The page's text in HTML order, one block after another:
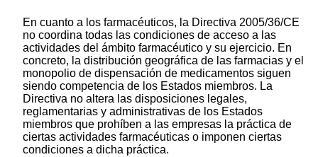
En cuanto a los farmacéuticos, la Directiva 2005/36/CE
no coordina todas las condiciones de acceso a las
actividades del ámbito farmacéutico y su ejercicio. En
concreto, la distribución geográfica de las farmacias y el
monopolio de dispensación de medicamentos siguen
siendo competencia de los Estados miembros. La
Directiva no altera las disposiciones legales,
reglamentarias y administrativas de los Estados
miembros que prohíben a las empresas la práctica de
ciertas actividades farmacéuticas o imponen ciertas
condiciones a dicha práctica.